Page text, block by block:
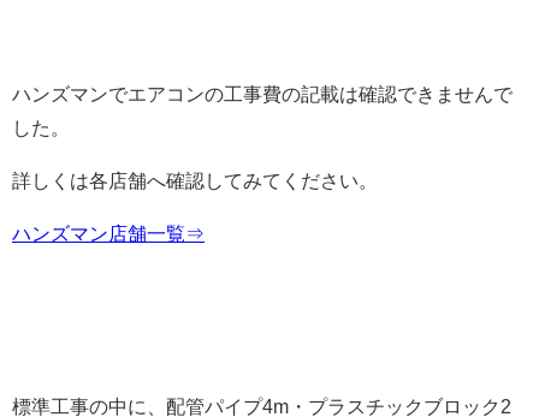
ハンズマンでエアコンの工事費の記載は確認できませんで
した。
詳しくは各店舗へ確認してみてください。
ハンズマン店舗一覧⇒
標準工事の中に、配管パイプ4m・プラスチックブロック2